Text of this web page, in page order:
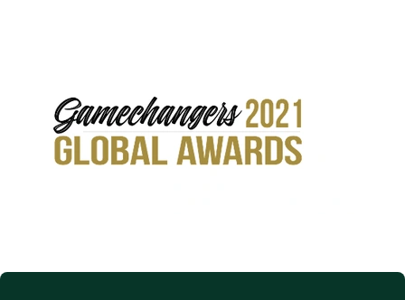
Care Awards 2021 que la EFS concede anualmente
para reconocer a aquellas clínicas, organizaciones,
productos y servicios que prestan especial atención al
de Institut Marquès, definió el “esfuerzo diario para